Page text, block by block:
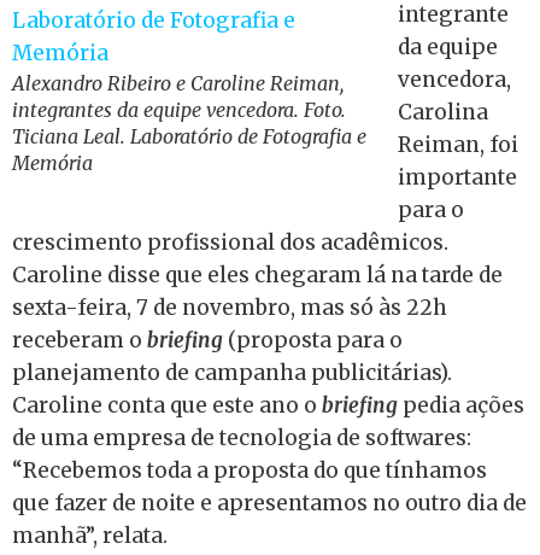
Alexandro Ribeiro e Caroline Reiman,
integrantes da equipe vencedora. Foto.
Ticiana Leal. Laboratório de Fotografia e
Memória
integrante
da equipe
vencedora,
Carolina
Reiman, foi
importante
para o
crescimento profissional dos acadêmicos.
Caroline disse que eles chegaram lá na tarde de
sexta-feira, 7 de novembro, mas só às 22h
receberam o briefing (proposta para o
planejamento de campanha publicitárias).
Caroline conta que este ano o briefing pedia ações
de uma empresa de tecnologia de softwares:
“Recebemos toda a proposta do que tínhamos
que fazer de noite e apresentamos no outro dia de
manhã”, relata.